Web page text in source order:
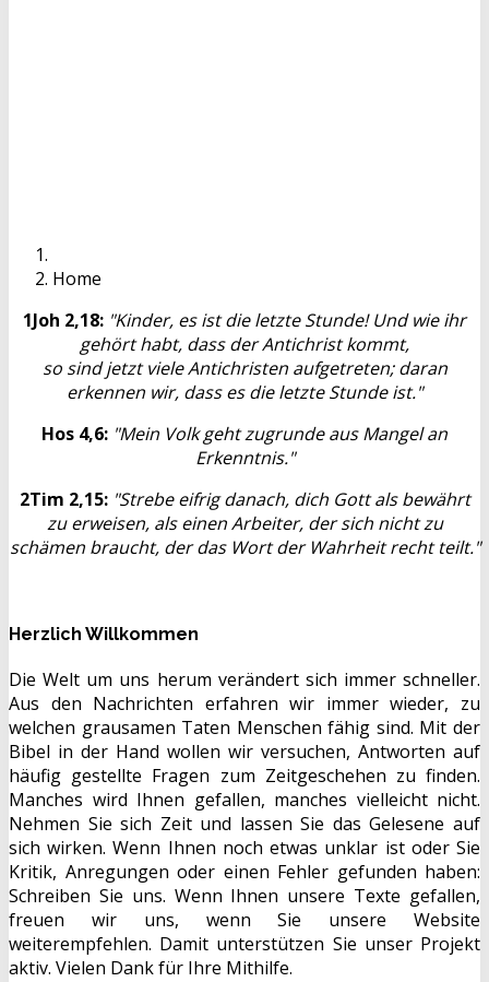
Home
1Joh 2,18: "Kinder, es ist die letzte Stunde! Und wie ihr
gehört habt, dass der Antichrist kommt,
so sind jetzt viele Antichristen aufgetreten; daran
erkennen wir, dass es die letzte Stunde ist."
Hos 4,6: "Mein Volk geht zugrunde aus Mangel an
Erkenntnis."
2Tim 2,15: "Strebe eifrig danach, dich Gott als bewährt
zu erweisen, als einen Arbeiter, der sich nicht zu
schämen braucht, der das Wort der Wahrheit recht teilt."
Herzlich Willkommen
Die Welt um uns herum verändert sich immer schneller.
Aus den Nachrichten erfahren wir immer wieder, zu
welchen grausamen Taten Menschen fähig sind. Mit der
Bibel in der Hand wollen wir versuchen, Antworten auf
häufig gestellte Fragen zum Zeitgeschehen zu finden.
Manches wird Ihnen gefallen, manches vielleicht nicht.
Nehmen Sie sich Zeit und lassen Sie das Gelesene auf
sich wirken. Wenn Ihnen noch etwas unklar ist oder Sie
Kritik, Anregungen oder einen Fehler gefunden haben:
Schreiben Sie uns. Wenn Ihnen unsere Texte gefallen,
freuen wir uns, wenn Sie unsere Website
weiterempfehlen. Damit unterstützen Sie unser Projekt
aktiv. Vielen Dank für Ihre Mithilfe.